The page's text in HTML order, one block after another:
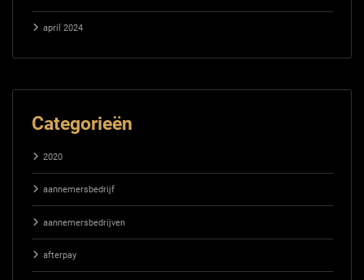
april 2024
Categorieën
2020
aannemersbedrijf
aannemersbedrijven
afterpay